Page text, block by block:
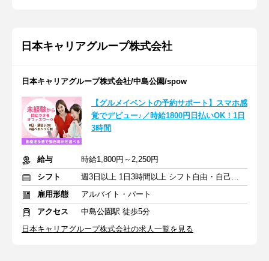
日本キャリアグループ株式会社
日本キャリアグループ株式会社/中島公園/spow
【グルメイベントの予約サポート】スマホ感
覚でデビュー♪／時給1800円日払いOK！1日
3時間
給与
時給1,800円～2,250円
シフト
週3日以上 1日3時間以上 シフト自由・自己申告
雇用形態
アルバイト・パート
アクセス
中島公園駅 徒歩5分
日本キャリアグループ株式会社の求人一覧を見る